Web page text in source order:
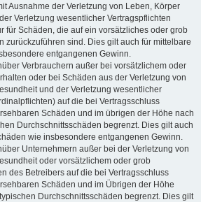
Ausnahme der Verletzung von Leben, Körper
Verletzung wesentlicher Vertragspflichten
für Schäden, die auf ein vorsätzliches oder grob
zurückzuführen sind. Dies gilt auch für mittelbare
entgangenen Gewinn.
Verbrauchern außer bei vorsätzlichem oder
oder bei Schäden aus der Verletzung von
und der Verletzung wesentlicher
auf die bei Vertragsschluss
Schäden und im übrigen der Höhe nach
Durchschnittsschäden begrenzt. Dies gilt auch
wie insbesondere entgangenen Gewinn.
Unternehmern außer bei der Verletzung von
oder vorsätzlichem oder grob
des Betreibers auf die bei Vertragsschluss
Schäden und im Übrigen der Höhe
Durchschnittsschäden begrenzt. Dies gilt